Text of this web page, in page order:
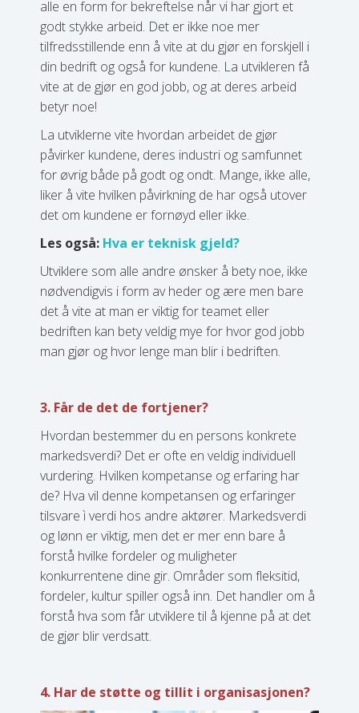
alle en form for bekreftelse når vi har gjort et
godt stykke arbeid. Det er ikke noe mer
tilfredsstillende enn å vite at du gjør en forskjell i
din bedrift og også for kundene. La utvikleren få
vite at de gjør en god jobb, og at deres arbeid
betyr noe!
La utviklerne vite hvordan arbeidet de gjør
påvirker kundene, deres industri og samfunnet
for øvrig både på godt og ondt. Mange, ikke alle,
liker å vite hvilken påvirkning de har også utover
det om kundene er fornøyd eller ikke.
Les også: Hva er teknisk gjeld?
Utviklere som alle andre ønsker å bety noe, ikke
nødvendigvis i form av heder og ære men bare
det å vite at man er viktig for teamet eller
bedriften kan bety veldig mye for hvor god jobb
man gjør og hvor lenge man blir i bedriften.
3. Får de det de fortjener?
Hvordan bestemmer du en persons konkrete
markedsverdi? Det er ofte en veldig individuell
vurdering. Hvilken kompetanse og erfaring har
de? Hva vil denne kompetansen og erfaringer
tilsvare ì verdi hos andre aktører. Markedsverdi
og lønn er viktig, men det er mer enn bare å
forstå hvilke fordeler og muligheter
konkurrentene dine gir. Områder som fleksitid,
fordeler, kultur spiller også inn. Det handler om å
forstå hva som får utviklere til å kjenne på at det
de gjør blir verdsatt.
4. Har de støtte og tillit i organisasjonen?